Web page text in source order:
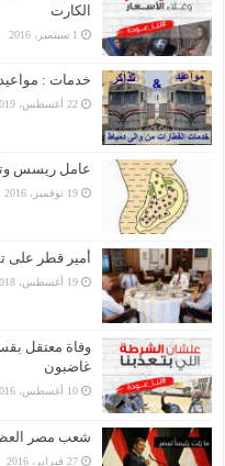
الكارت
1 سبتمبر، 2016
خدمات :
22 أغسطس، 2019
عامل ريسس
19 نوفمبر، 2016
أمير قطر على
19 أغسطس، 2018
وفاة معتقل
غاضبون
10 أغسطس، 2016
شعب مصر
27 فبراير، 2016